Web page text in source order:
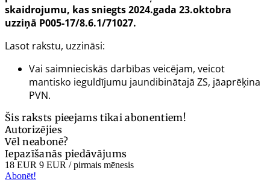
skaidrojumu, kas sniegts 2024.gada 23.oktobra
uzziņā P005-17/8.6.1/71027.
Lasot rakstu, uzzināsi:
Vai saimnieciskās darbības veicējam, veicot
mantisko ieguldījumu jaundibinātajā ZS, jāaprēķina
PVN.
Šis raksts pieejams tikai abonentiem!
Autorizējies
Vēl neabonē?
Iepazīšanās piedāvājums
18 EUR 9 EUR / pirmais mēnesis
Abonēt!